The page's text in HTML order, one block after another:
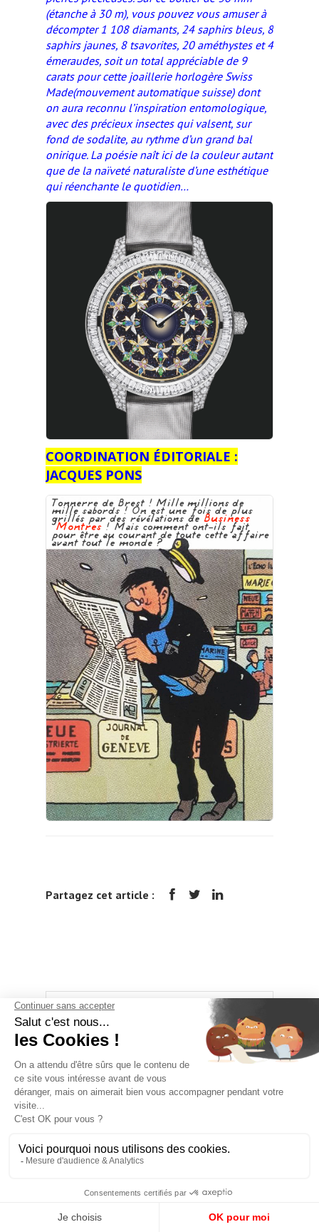
(étanche à 30 m), vous pouvez vous amuser à
décompter 1 108 diamants, 24 saphirs bleus, 8
saphirs jaunes, 8 tsavorites, 20 améthystes et 4
émeraudes, soit un total appréciable de 9
carats pour cette joaillerie horlogère Swiss
Made(mouvement automatique suisse) dont
on aura reconnu l’inspiration entomologique,
avec des précieux insectes qui valsent, sur
fond de sodalite, au rythme d’un grand bal
onirique. La poésie naît ici de la couleur autant
que de la naïveté naturaliste d’une esthétique
qui réenchante le quotidien…
COORDINATION ÉDITORIALE :
JACQUES PONS
Partagez cet article :
ARTICLE PRÉCÉDENT
PICTOCHRONIQUES #235
« L’épaisseur du rempart
compte moins que la
volonté de le prendre »
RÉTROPÉDALAGE DE CRISE